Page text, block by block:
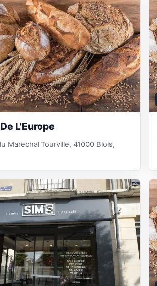
L'Europe
Marechal Tourville, 41000 Blois,